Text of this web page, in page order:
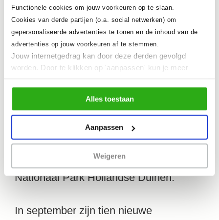
Functionele cookies om jouw voorkeuren op te slaan.
Cookies van derde partijen (o.a. social netwerken) om
gepersonaliseerde advertenties te tonen en de inhoud van de
advertenties op jouw voorkeuren af te stemmen.
Jouw internetgedrag kan door deze derden gevolgd
worden. Door te klikken op 'aanpassen' kun je meer
lezen over onze cookies en je voorkeuren aanpassen.
Door op 'Alles toestaan' te klikken, ga je akkoord met het
gebruik van alle cookieszoals omschreven in ons
cookiebeleid.
Alles toestaan
Aanpassen
Weigeren
basis van hun afstudeerproject aan het
lab. Een greep uit de ontwerpen: een
groen plein in Bloemhof; invulling van
de groene grasmatten tussen de flats in
de Hoge Horsten; een samenhangend
overzicht van groene initiatieven en
groen beleid waar we op voort kunnen
bouwen; een alternatieve indeling van
het park bij de Maastunnel Zuidzijde;
een regeneratieve wandelroute in
Nationaal Park Hollandse Duinen.
In september zijn tien nieuwe